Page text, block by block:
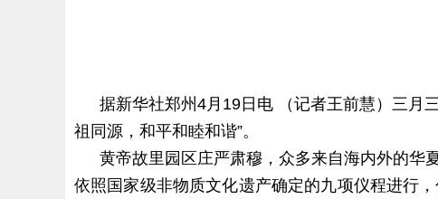
据新华社郑州4月19日电 （记者王前慧）三月
祖同源，和平和睦和谐”。
黄帝故里园区庄严肃穆，众多来自海内外的华
依照国家级非物质文化遗产确定的九项仪程进行